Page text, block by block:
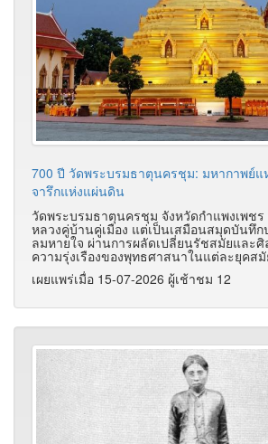
700 ปี วัดพระบรมธาตุนครชุม: มหากาพย์แ
จารึกแห่งแผ่นดิน
วัดพระบรมธาตุนครชุม จังหวัดกำแพงเพชร
หลวงคู่บ้านคู่เมือง แต่เป็นเสมือนสมุดบันทึ
ลมหายใจ ผ่านการผลัดเปลี่ยนรัชสมัยและ
ความรุ่งเรืองของพุทธศาสนาในแต่ละยุคส
เผยแพร่เมื่อ 15-07-2026 ผู้เช้าชม 12